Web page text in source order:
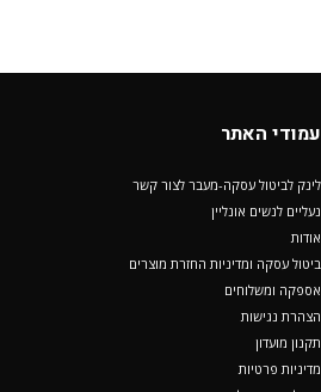
עמודי האתר
לינק לביטול עסקה-מעבר לצור קשר
נעליים לנשים אונליין
אודות
ביטול עסקה ומדיניות החזרת מוצרים
אספקה ומשלוחים
הצהרת נגישות
תקנון מועדון
מדיניות פרטיות